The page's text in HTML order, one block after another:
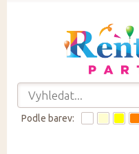
Podle barev: